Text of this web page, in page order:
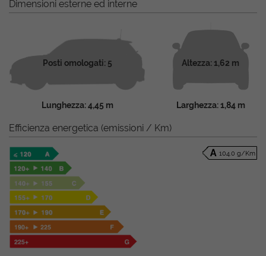
Dimensioni esterne ed interne
Posti omologati: 5
Lunghezza: 4,45 m
Altezza: 1,62 m
Larghezza: 1,84 m
Efficienza energetica (emissioni / Km)
104.0 g/Km